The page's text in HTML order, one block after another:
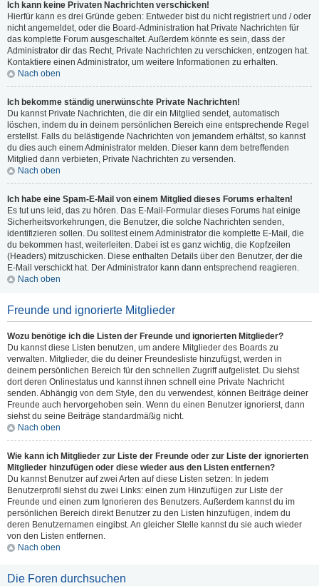
Ich kann keine Privaten Nachrichten verschicken!
Hierfür kann es drei Gründe geben: Entweder bist du nicht registriert und / oder
nicht angemeldet, oder die Board-Administration hat Private Nachrichten für
das komplette Forum ausgeschaltet. Außerdem könnte es sein, dass der
Administrator dir das Recht, Private Nachrichten zu verschicken, entzogen hat.
Kontaktiere einen Administrator, um weitere Informationen zu erhalten.
Nach oben
Ich bekomme ständig unerwünschte Private Nachrichten!
Du kannst Private Nachrichten, die dir ein Mitglied sendet, automatisch
löschen, indem du in deinem persönlichen Bereich eine entsprechende Regel
erstellst. Falls du belästigende Nachrichten von jemandem erhältst, so kannst
du dies auch einem Administrator melden. Dieser kann dem betreffenden
Mitglied dann verbieten, Private Nachrichten zu versenden.
Nach oben
Ich habe eine Spam-E-Mail von einem Mitglied dieses Forums erhalten!
Es tut uns leid, das zu hören. Das E-Mail-Formular dieses Forums hat einige
Sicherheitsvorkehrungen, die Benutzer, die solche Nachrichten senden,
identifizieren sollen. Du solltest einem Administrator die komplette E-Mail, die
du bekommen hast, weiterleiten. Dabei ist es ganz wichtig, die Kopfzeilen
(Headers) mitzuschicken. Diese enthalten Details über den Benutzer, der die
E-Mail verschickt hat. Der Administrator kann dann entsprechend reagieren.
Nach oben
Freunde und ignorierte Mitglieder
Wozu benötige ich die Listen der Freunde und ignorierten Mitglieder?
Du kannst diese Listen benutzen, um andere Mitglieder des Boards zu
verwalten. Mitglieder, die du deiner Freundesliste hinzufügst, werden in
deinem persönlichen Bereich für den schnellen Zugriff aufgelistet. Du siehst
dort deren Onlinestatus und kannst ihnen schnell eine Private Nachricht
senden. Abhängig von dem Style, den du verwendest, können Beiträge deiner
Freunde auch hervorgehoben sein. Wenn du einen Benutzer ignorierst, dann
siehst du seine Beiträge standardmäßig nicht.
Nach oben
Wie kann ich Mitglieder zur Liste der Freunde oder zur Liste der ignorierten
Mitglieder hinzufügen oder diese wieder aus den Listen entfernen?
Du kannst Benutzer auf zwei Arten auf diese Listen setzen: In jedem
Benutzerprofil siehst du zwei Links: einen zum Hinzufügen zur Liste der
Freunde und einen zum Ignorieren des Benutzers. Außerdem kannst du im
persönlichen Bereich direkt Benutzer zu den Listen hinzufügen, indem du
deren Benutzernamen eingibst. An gleicher Stelle kannst du sie auch wieder
von den Listen entfernen.
Nach oben
Die Foren durchsuchen